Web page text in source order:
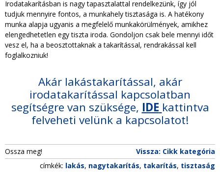
Irodatakarításban is nagy tapasztalattal rendelkezünk, így jól
tudjuk mennyire fontos, a munkahely tisztasága is. A hatékony
munka alapja ugyanis a megfelelő munkakörülmények, amikhez
elengedhetetlen egy tiszta iroda. Gondoljon csak bele mennyi időt
vesz el, ha a beosztottaknak a takarítással, rendrakással kell
foglalkozniuk!
Akár lakástakarítással, akár
irodatakarítással kapcsolatban
segítségre van szüksége, IDE kattintva
felveheti velünk a kapcsolatot!
Ossza meg!
Vissza: Cikk kategória
címkék: lakás, nagytakarítás, takarítás, tisztaság